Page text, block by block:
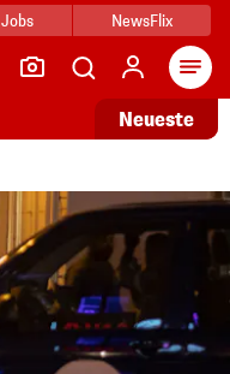
Jobs NewsFlix
Neueste